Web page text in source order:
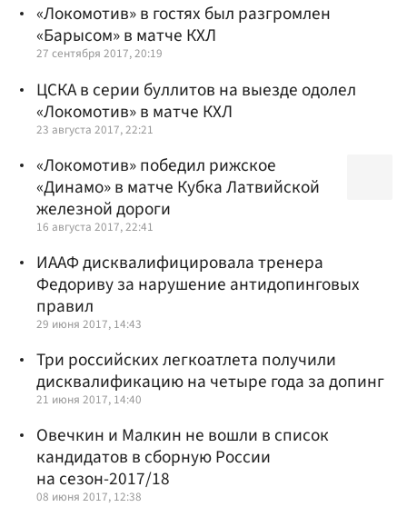
«Локомотив» в гостях был разгромлен
«Барысом» в матче КХЛ
27 сентября 2017, 20:19
ЦСКА в серии буллитов на выезде одолел
«Локомотив» в матче КХЛ
23 августа 2017, 22:21
«Локомотив» победил рижское
«Динамо» в матче Кубка Латвийской
железной дороги
16 августа 2017, 22:41
ИААФ дисквалифицировала тренера
Федориву за нарушение антидопинговых
правил
29 июня 2017, 14:43
Три российских легкоатлета получили
дисквалификацию на четыре года за допинг
21 июня 2017, 14:40
Овечкин и Малкин не вошли в список
кандидатов в сборную России
на сезон-2017/18
08 июня 2017, 12:38